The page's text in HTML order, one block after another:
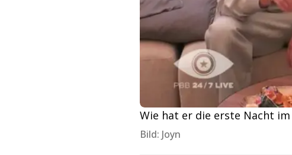
Wie hat er die erste Nacht
Bild: Joyn